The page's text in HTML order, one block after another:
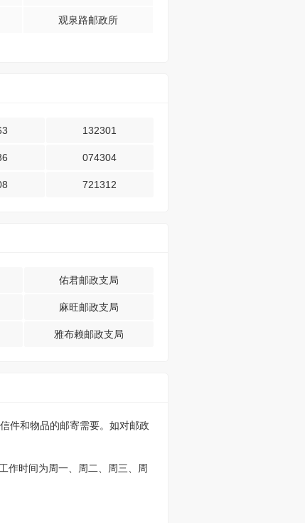
观泉路邮政所
132301
074304
721312
佑君邮政支局
麻旺邮政支局
雅布赖邮政支局
件和物品的邮寄需要。如对邮政
作时间为周一、周二、周三、周